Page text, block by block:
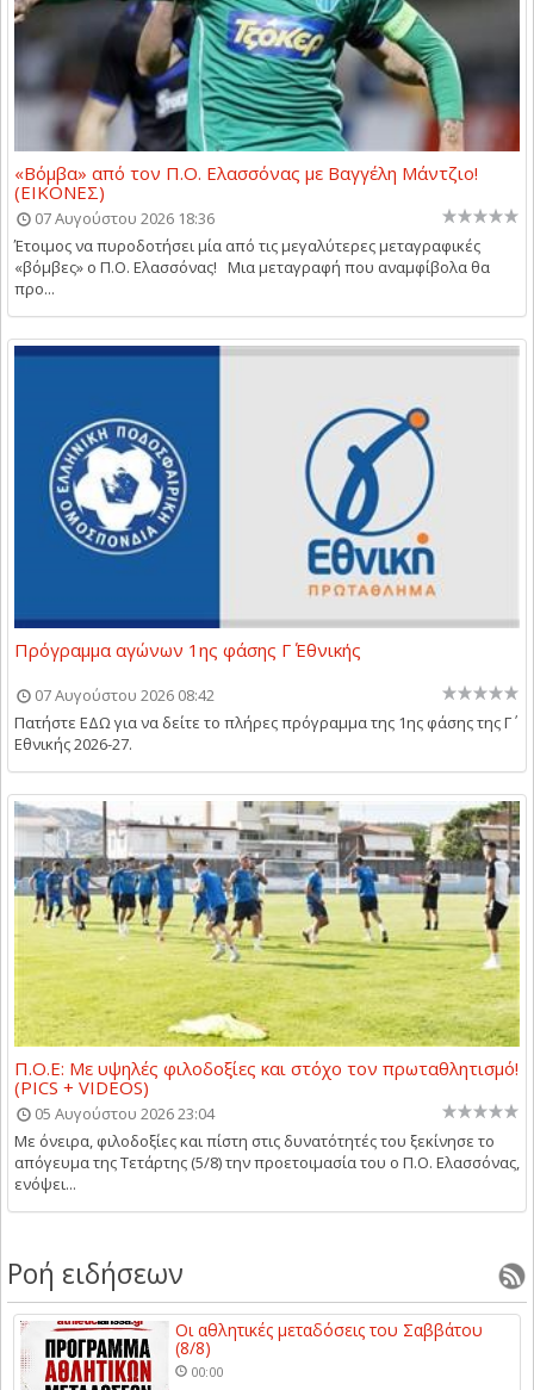
«Βόμβα» από τον Π.Ο. Ελασσόνας με Βαγγέλη Μάντζιο!
(ΕΙΚΟΝΕΣ)
07 Αυγούστου 2026 18:36
Έτοιμος να πυροδοτήσει μία από τις μεγαλύτερες μεταγραφικές
«βόμβες» ο Π.Ο. Ελασσόνας! Μια μεταγραφή που αναμφίβολα θα
προ...
Πρόγραμμα αγώνων 1ης φάσης Γ΄ Εθνικής
07 Αυγούστου 2026 08:42
Πατήστε ΕΔΩ για να δείτε το πλήρες πρόγραμμα της 1ης φάσης της Γ΄
Εθνικής 2026-27.
Π.Ο.Ε: Με υψηλές φιλοδοξίες και στόχο τον πρωταθλητισμό!
(PICS + VIDEOS)
05 Αυγούστου 2026 23:04
Με όνειρα, φιλοδοξίες και πίστη στις δυνατότητές του ξεκίνησε το
απόγευμα της Τετάρτης (5/8) την προετοιμασία του ο Π.Ο. Ελασσόνας,
ενόψει...
Ροή ειδήσεων
Οι αθλητικές μεταδόσεις του Σαββάτου
(8/8)
00:00